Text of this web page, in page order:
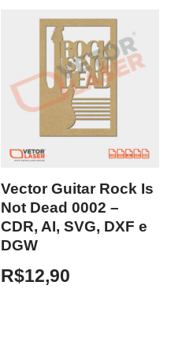
Vector Guitar Rock Is
Not Dead 0002 –
CDR, AI, SVG, DXF e
DGW
R$12,90